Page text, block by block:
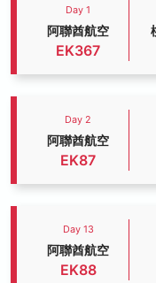
Day 1
阿聯酋航空
EK367
Day 2
阿聯酋航空
EK87
Day 13
阿聯酋航空
EK88